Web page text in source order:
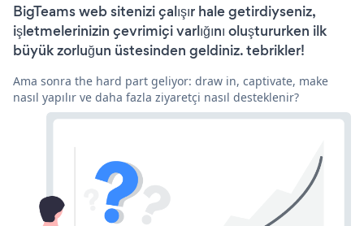
BigTeams web sitenizi çalışır hale getirdiyseniz,
işletmelerinizin çevrimiçi varlığını oluştururken ilk
büyük zorluğun üstesinden geldiniz. tebrikler!
Ama sonra the hard part geliyor: draw in, captivate, make
nasıl yapılır ve daha fazla ziyaretçi nasıl desteklenir?